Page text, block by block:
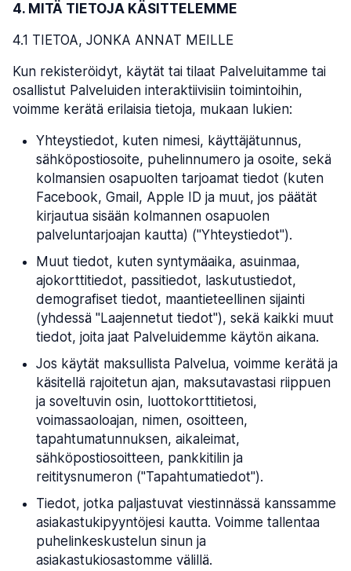
4. MITÄ TIETOJA KÄSITTELEMME
4.1 TIETOA, JONKA ANNAT MEILLE
Kun rekisteröidyt, käytät tai tilaat Palveluitamme tai
osallistut Palveluiden interaktiivisiin toimintoihin,
voimme kerätä erilaisia tietoja, mukaan lukien:
Yhteystiedot, kuten nimesi, käyttäjätunnus,
sähköpostiosoite, puhelinnumero ja osoite, sekä
kolmansien osapuolten tarjoamat tiedot (kuten
Facebook, Gmail, Apple ID ja muut, jos päätät
kirjautua sisään kolmannen osapuolen
palveluntarjoajan kautta) ("Yhteystiedot").
Muut tiedot, kuten syntymäaika, asuinmaa,
ajokorttitiedot, passitiedot, laskutustiedot,
demografiset tiedot, maantieteellinen sijainti
(yhdessä "Laajennetut tiedot"), sekä kaikki muut
tiedot, joita jaat Palveluidemme käytön aikana.
Jos käytät maksullista Palvelua, voimme kerätä ja
käsitellä rajoitetun ajan, maksutavastasi riippuen
ja soveltuvin osin, luottokorttitietosi,
voimassaoloajan, nimen, osoitteen,
tapahtumatunnuksen, aikaleimat,
sähköpostiosoitteen, pankkitilin ja
reititysnumeron ("Tapahtumatiedot").
Tiedot, jotka paljastuvat viestinnässä kanssamme
asiakastukipyyntöjesi kautta. Voimme tallentaa
puhelinkeskustelun sinun ja
asiakastukiosastomme välillä.